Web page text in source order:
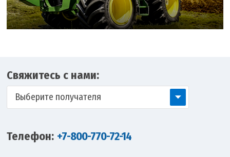
Свяжитесь с нами:
Выберите получателя
Телефон: +7-800-770-72-14